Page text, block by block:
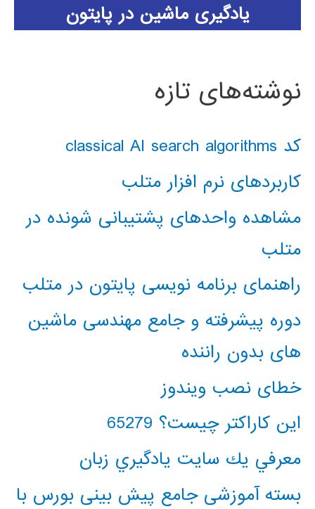
یادگیری ماشین در پایتون
نوشته‌های تازه
کد classical AI search algorithms
کاربردهای نرم افزار متلب
مشاهده واحدهای پشتیبانی شونده در
متلب
راهنمای برنامه نویسی پایتون در متلب
دوره پیشرفته و جامع مهندسی ماشین
های بدون راننده
خطای نصب ویندوز
این کاراکتر چیست؟ 65279
معرفي يك سايت يادگيري زبان
بسته آموزشی جامع پیش بینی بورس با